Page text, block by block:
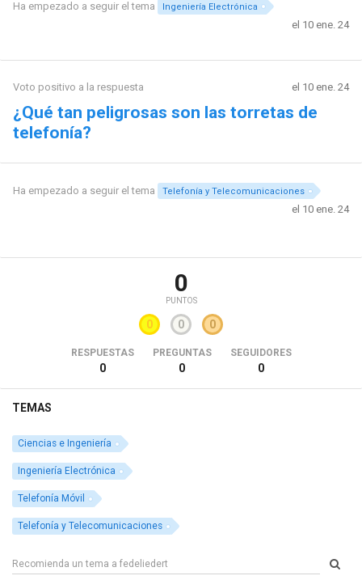
Ha empezado a seguir el tema Ingeniería Electrónica
el 10 ene. 24
Voto positivo a la respuesta el 10 ene. 24
¿Qué tan peligrosas son las torretas de
telefonía?
Ha empezado a seguir el tema Telefonía y Telecomunicaciones
el 10 ene. 24
0
PUNTOS
0 0 0
RESPUESTAS
0
PREGUNTAS
0
SEGUIDORES
0
TEMAS
Ciencias e Ingeniería
Ingeniería Electrónica
Telefonía Móvil
Telefonía y Telecomunicaciones